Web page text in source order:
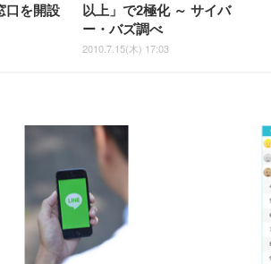
口を開設
以上」で2極化 ～ サイバ
ー・バズ調べ
2010.7.15(木) 17:03